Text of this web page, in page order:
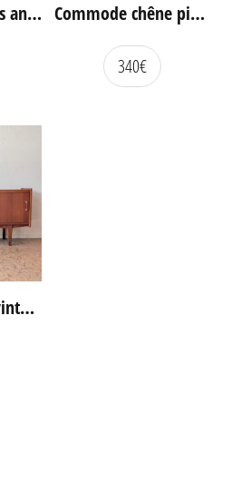
Bureau hêtre des années 60 Commode chêne pieds compas vintage
340€
Enfilade chêne vintage portes coulissantes